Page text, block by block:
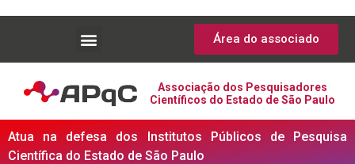
Área do associado
Associação dos Pesquisadores
Científicos do Estado de São Paulo
Atua na defesa dos Institutos Públicos de Pesquisa
Científica do Estado de São Paulo